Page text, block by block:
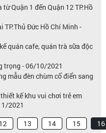
Quận 1 đến Quận 12 TP.Hồ
TP.Thủ Đức Hồ Chí Minh -
quán cafe, quán trà sữa độc
trọng - 06/10/2021
mẫu đèn chùm cổ điển sang
kế khu vui chơi trẻ em
2021
12 13 14 15 16